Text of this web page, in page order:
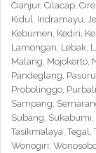
Cianjur, Cilacap,
Kidul, Indramayu,
Kebumen, Kediri,
Lamongan, Lebak,
Malang, Mojokerto,
Pandeglang,
Probolinggo,
Sampang,
Subang,
Tasikmalaya,
Wonogiri,